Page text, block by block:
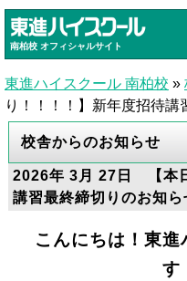
南柏校 オフィシャルサイト
東進ハイスクール 南柏校 »
り！！！！】新年度招待
校舎からのお知らせ
2026年 3月 27日 【本
講習最終締切りのお知ら
こんにちは！東
す